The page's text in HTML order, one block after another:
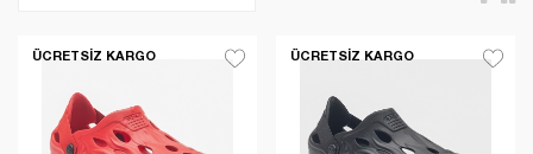
ÜCRETSIZ KARGO ÜCRETSIZ KARGO